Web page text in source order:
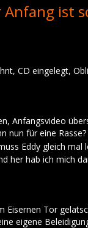
ist
CD eingelegt,
Anfangsvideo
nun für eine Rasse?
Eddy gleich mal
her hab ich mich
Eisernen Tor
eigene